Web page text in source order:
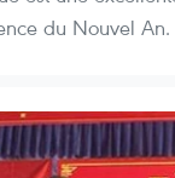
du Nouvel An.